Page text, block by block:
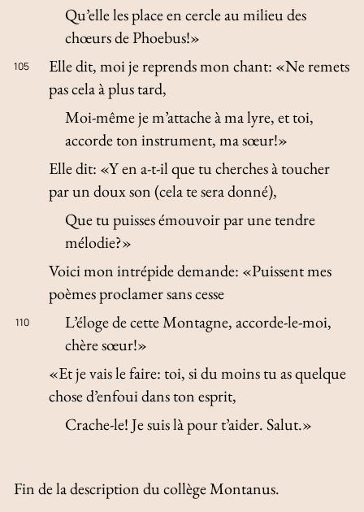
Qu’elle les place en cercle au milieu des
chœurs de Phoebus!»
105
Elle dit, moi je reprends mon chant: «Ne remets
pas cela à plus tard,
Moi-même je m’attache à ma lyre, et toi,
accorde ton instrument, ma sœur!»
Elle dit: «Y en a-t-il que tu cherches à toucher
par un doux son (cela te sera donné),
Que tu puisses émouvoir par une tendre
mélodie?»
Voici mon intrépide demande: «Puissent mes
poèmes proclamer sans cesse
110
L’éloge de cette Montagne, accorde-le-moi,
chère sœur!»
«Et je vais le faire: toi, si du moins tu as quelque
chose d’enfoui dans ton esprit,
Crache-le! Je suis là pour t’aider. Salut.»
Fin de la description du collège Montanus.